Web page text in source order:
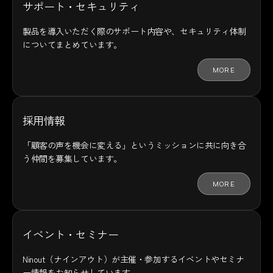
サポート・セキュリティ
製品を導入いただく際のサポート内容や、セキュリティ体制
についてまとめています。
MORE
採用情報
「顧客の声を機会に変える」というミッションに共に向き合
う仲間を募集しています。
MORE
イベント・セミナー
Ninout（ナインアウト）が主催・参加するイベントやセミナ